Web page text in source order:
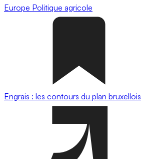
Europe Politique agricole
Engrais : les contours du plan bruxellois